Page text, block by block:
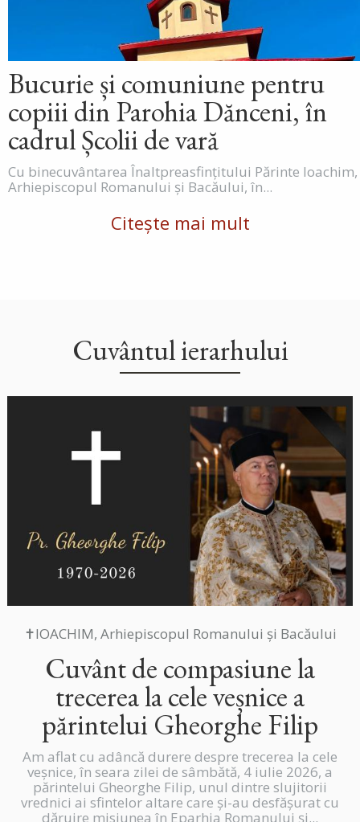
Bucurie și comuniune pentru
copiii din Parohia Dănceni, în
cadrul Școlii de vară
Cu binecuvântarea Înaltpreasfințitului Părinte Ioachim,
Arhiepiscopul Romanului și Bacăului, în...
Citește mai mult
Cuvântul ierarhului
✝IOACHIM, Arhiepiscopul Romanului și Bacăului
Cuvânt de compasiune la
trecerea la cele veșnice a
părintelui Gheorghe Filip
Am aflat cu adâncă durere despre trecerea la cele
veșnice, în seara zilei de sâmbătă, 4 iulie 2026, a
părintelui Gheorghe Filip, unul dintre slujitorii
vrednici ai sfintelor altare care și-au desfășurat cu
dăruire misiunea în Eparhia Romanului și...